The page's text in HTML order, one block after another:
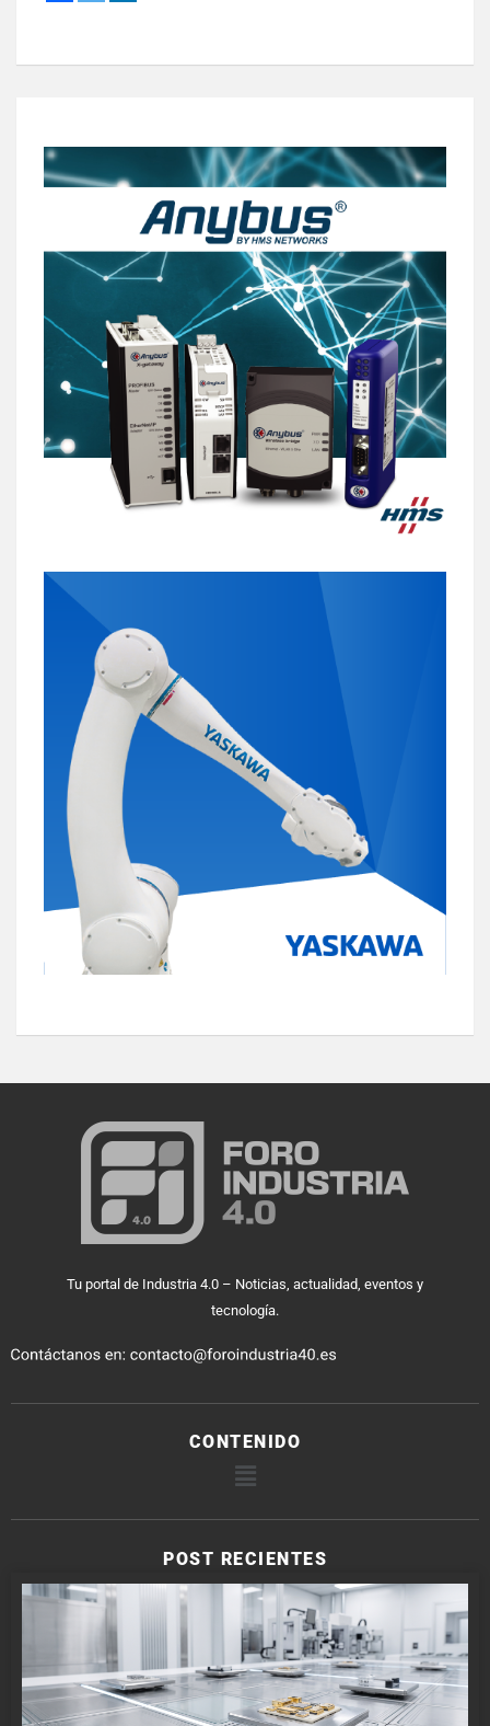
Tu portal de Industria 4.0 – Noticias, actualidad, eventos y
tecnología.
CONTENIDO
POST RECIENTES